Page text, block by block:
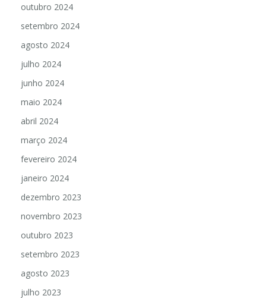
outubro 2024
setembro 2024
agosto 2024
julho 2024
junho 2024
maio 2024
abril 2024
março 2024
fevereiro 2024
janeiro 2024
dezembro 2023
novembro 2023
outubro 2023
setembro 2023
agosto 2023
julho 2023